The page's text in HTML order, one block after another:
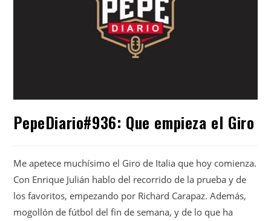
PepeDiario#936: Que empieza el Giro
Me apetece muchísimo el Giro de Italia que hoy comienza.
Con Enrique Julián hablo del recorrido de la prueba y de
los favoritos, empezando por Richard Carapaz. Además,
mogollón de fútbol del fin de semana, y de lo que ha